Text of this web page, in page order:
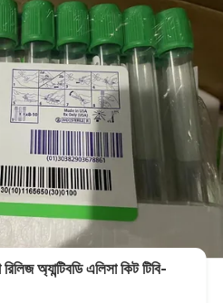
অ্যান্টিবডি এলিসা কিট টিবি-